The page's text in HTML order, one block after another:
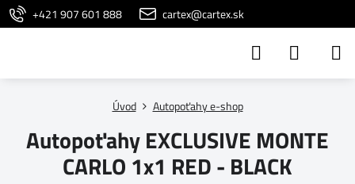
+421 907 601 888 cartex@cartex.sk
Úvod Autopoťahy e-shop
Autopoťahy EXCLUSIVE MONTE
CARLO 1x1 RED - BLACK